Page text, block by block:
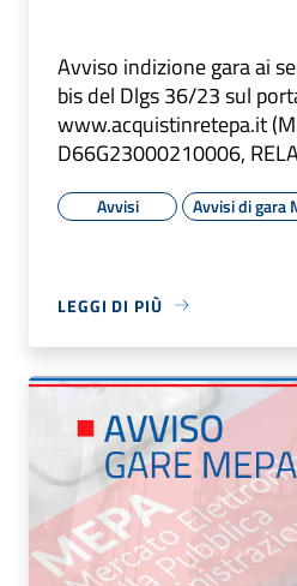
Avviso indizione gara ai
bis del Dlgs 36/23 sul
www.acquistinretepa.it
D66G23000210006,
Avvisi Avvisi di gara
LEGGI DI PIÙ